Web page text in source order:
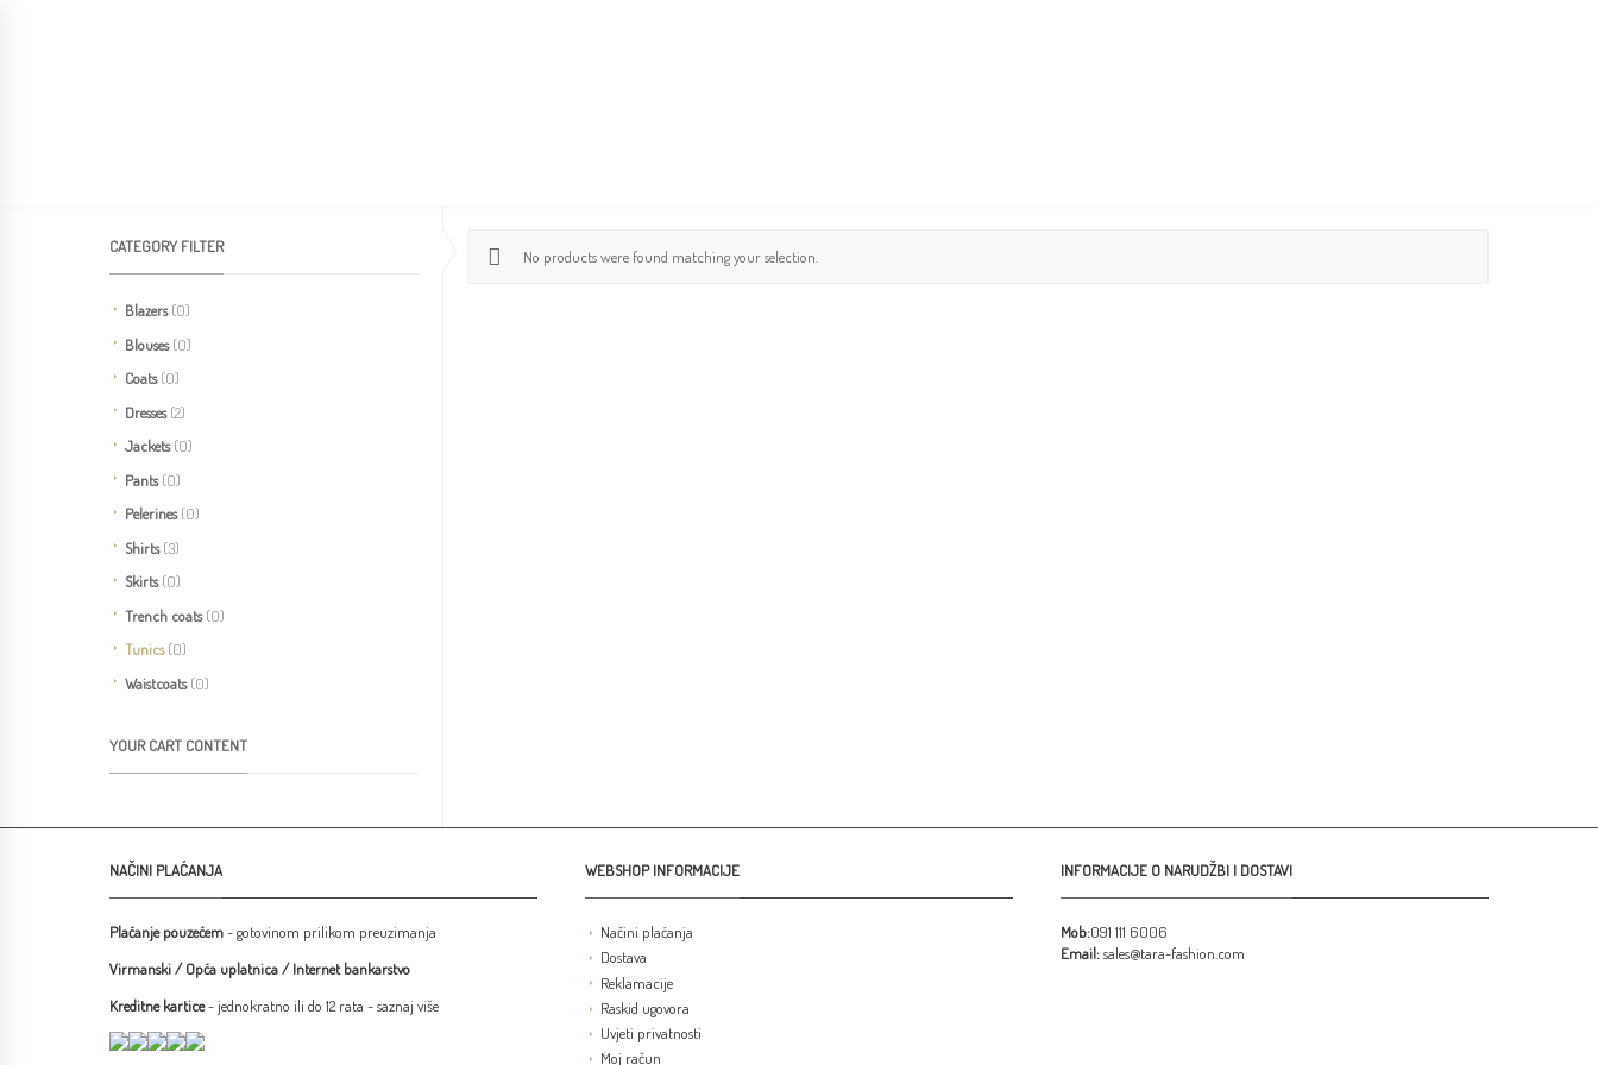
CATEGORY FILTER
Blazers (0)
Blouses (0)
Coats (0)
Dresses (2)
Jackets (0)
Pants (0)
Pelerines (0)
Shirts (3)
Skirts (0)
Trench coats (0)
Tunics (0)
Waistcoats (0)
YOUR CART CONTENT
No products were found matching your selection.
NAČINI PLAĆANJA
Plaćanje pouzećem- gotovinom prilikom preuzimanja
Virmanski / Opća uplatnica / Internet bankarstvo
Kreditne kartice- jednokratno ili do 12 rata -saznaj više
WEBSHOP INFORMACIJE
Načini plaćanja
Dostava
Reklamacije
Raskid ugovora
Uvjeti privatnosti
Moj račun
INFORMACIJE O NARUDŽBI I DOSTAVI
Mob:091 111 6006
Email:sales@tara-fashion.com